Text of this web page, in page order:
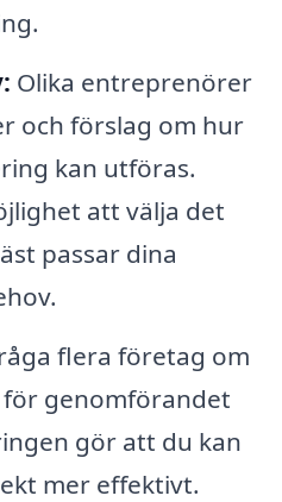
Olika entreprenörer
och förslag om hur
kan utföras.
att välja det
passar dina
flera företag om
genomförandet
gör att du kan
mer effektivt.